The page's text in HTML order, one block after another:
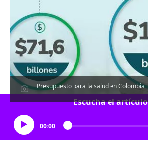
Presupuesto para la salud en Colombia
Escucha el artículo
00:00